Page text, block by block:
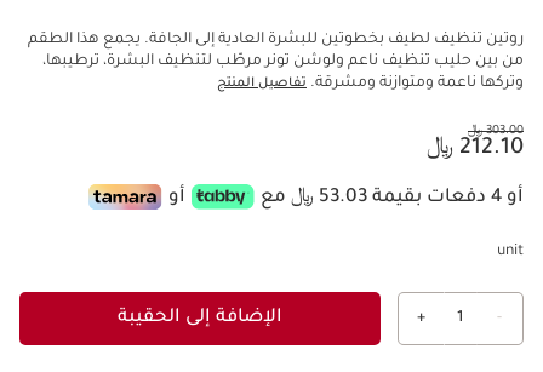
روتين تنظيف لطيف بخطوتين للبشرة العادية إلى الجافة. يجمع هذا الطقم
من بين حليب تنظيف ناعم ولوشن تونر مرطّب لتنظيف البشرة، ترطيبها،
وتركها ناعمة ومتوازنة ومشرقة. تفاصيل المنتج
303.00 ﷼
السعر الحالي هو 212.10 ﷼
212.10 ﷼
أو 4 دفعات بقيمة 53.03 ﷼ مع أو
unit
-
1
+ الإضافة إلى الحقيبة